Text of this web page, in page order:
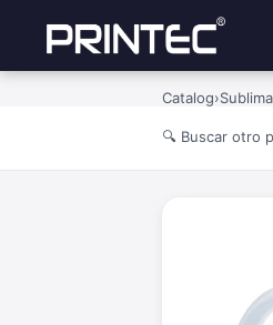
Catalog›
🔍 Buscar otro